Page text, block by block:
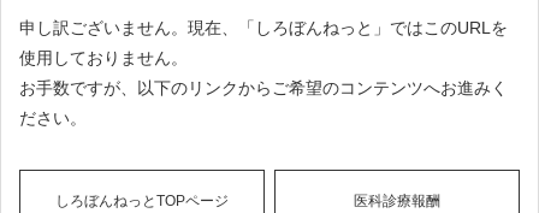
申し訳ございません。現在、「しろぼんねっと」ではこのURLを
使用しておりません。
お手数ですが、以下のリンクからご希望のコンテンツへお進みく
ださい。
しろぼんねっとTOPページ 医科診療報酬